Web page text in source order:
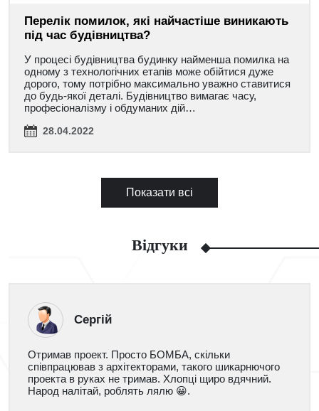
Перелік помилок, які найчастіше виникають
під час будівництва?
У процесі будівництва будинку найменша помилка на
одному з технологічних етапів може обійтися дуже
дорого, тому потрібно максимально уважно ставитися
до будь-якої деталі. Будівництво вимагає часу,
професіоналізму і обдуманих дій…
28.04.2022
Показати всі
Відгуки
Сергій
Отримав проект. Просто БОМБА, скільки
співпрацював з архітекторами, такого шикарнючого
проекта в руках не тримав. Хлопці щиро вдячний.
Народ налітай, роблять лялю 😀.